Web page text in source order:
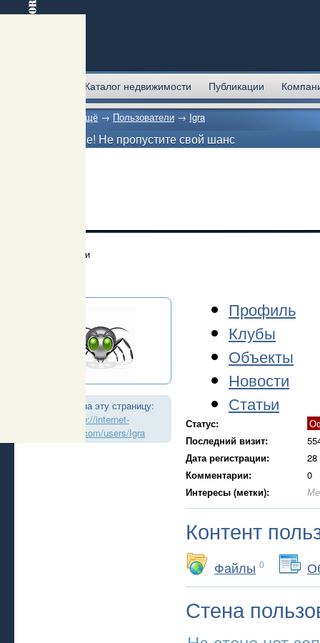
Каталог недвижимости Публикации
Ещё → Пользователи → Igra
Внимание! Не пропустите свой шанс
Пользователи
Ссылка на эту страницу:
http://internet-
realtor.com/users/Igra
Профиль
Клубы
Объекты
Новости
Статьи
Статус:
Последний визит:
Дата регистрации:
28
Комментарии:
0
Интересы (метки):
Контент
Файлы 0
Стена